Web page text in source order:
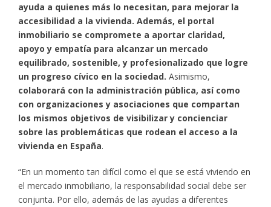
ayuda a quienes más lo necesitan, para mejorar la
accesibilidad a la vivienda. Además, el portal
inmobiliario se compromete a aportar claridad,
apoyo y empatía para alcanzar un mercado
equilibrado, sostenible, y profesionalizado que logre
un progreso cívico en la sociedad. Asimismo,
colaborará con la administración pública, así como
con organizaciones y asociaciones que compartan
los mismos objetivos de visibilizar y concienciar
sobre las problemáticas que rodean el acceso a la
vivienda en España.
“En un momento tan difícil como el que se está viviendo en
el mercado inmobiliario, la responsabilidad social debe ser
conjunta. Por ello, además de las ayudas a diferentes